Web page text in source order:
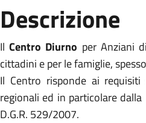
Descrizione
IlCentro Diurno per Anziani
cittadini e per le famiglie,
Il Centro risponde ai
regionali ed in particolare
D.G.R. 529/2007.